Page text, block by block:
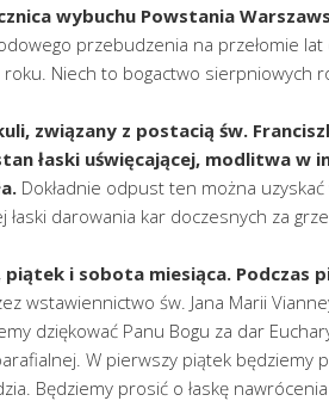
wybuchu Powstania
przebudzenia na przełomie
Niech to bogactwo sierpniowych
związany z postacią św.
łaski uświęcającej, modlitwa w
Dokładnie odpust ten można
darowania kar doczesnych za
i sobota miesiąca. Podczas
wstawiennictwo św. Jana Marii
dziękować Panu Bogu za dar
W pierwszy piątek będziemy
Będziemy prosić o łaskę